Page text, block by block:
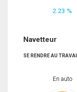
2.23 %
Navetteur
SE RENDRE AU
En auto